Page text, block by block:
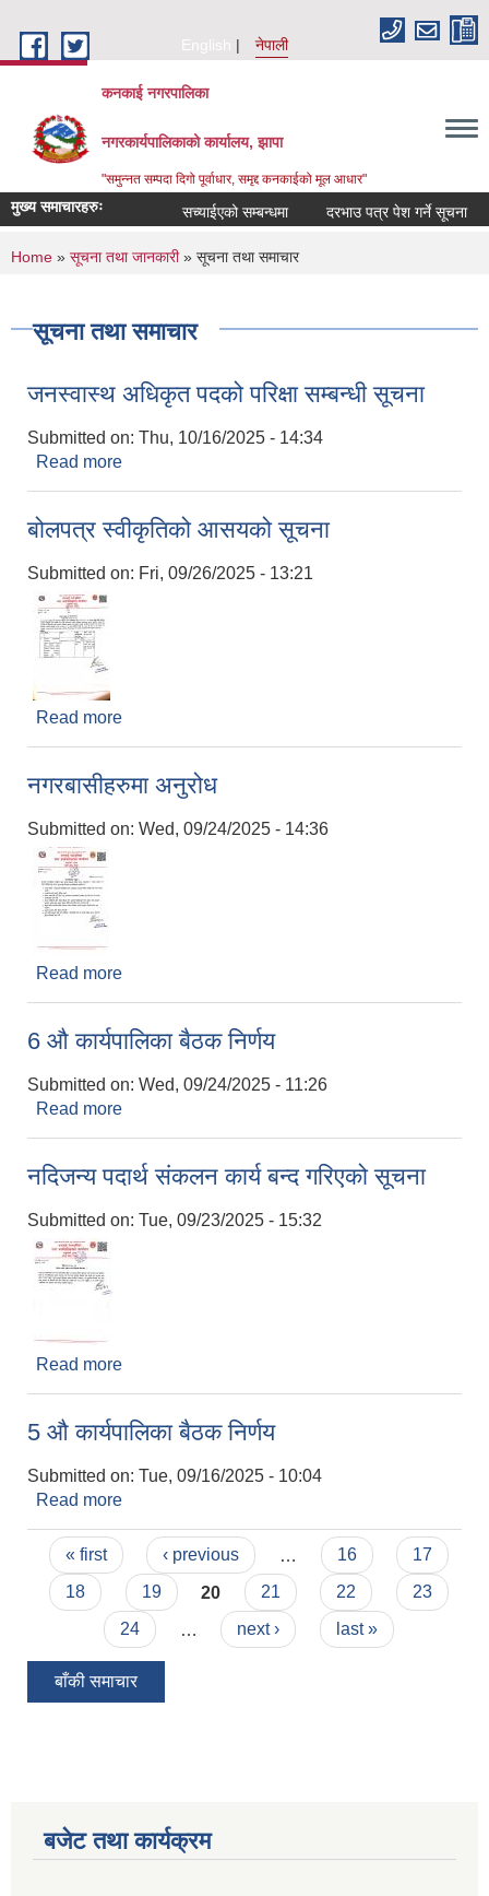
English
नेपाली
कनकाई नगरपालिका
नगरकार्यपालिकाको कार्यालय, झापा
"समुन्नत सम्पदा दिगो पूर्वाधार, समृद्द कनकाईको मूल आधार"
मुख्य समाचारहरुः सच्याईएको सम्बन्धमा दरभाउ पत्र पेश गर्ने सूचना
You are here
Home » सूचना तथा जानकारी» सूचना तथा समाचार
सूचना तथा समाचार
जनस्वास्थ अधिकृत पदको परिक्षा सम्बन्धी सूचना
Submitted on: Thu, 10/16/2025 - 14:34
Read more
बोलपत्र स्वीकृतिको आसयको सूचना
Submitted on: Fri, 09/26/2025 - 13:21
Read more
नगरबासीहरुमा अनुरोध
Submitted on: Wed, 09/24/2025 - 14:36
Read more
6 औ कार्यपालिका बैठक निर्णय
Submitted on: Wed, 09/24/2025 - 11:26
Read more
नदिजन्य पदार्थ संकलन कार्य बन्द गरिएको सूचना
Submitted on: Tue, 09/23/2025 - 15:32
Read more
5 औ कार्यपालिका बैठक निर्णय
Submitted on: Tue, 09/16/2025 - 10:04
Read more
Pages
« first ‹ previous 16
17
18
19 20 21 22
23
24
next › last »
बाँकी समाचार
बजेट तथा कार्यक्रम